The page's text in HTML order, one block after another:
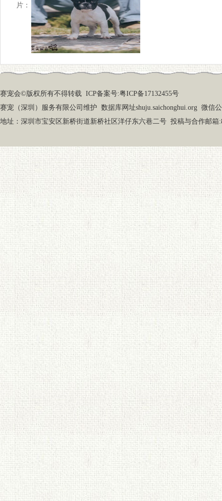
片：
赛宠会©版权所有不得转载 ICP备案号:粤ICP备17132455号
赛宠（深圳）服务有限公司维护 数据库网址shuju.saichonghui.org 微信公
地址：深圳市宝安区新桥街道新桥社区洋仔东六巷二号 投稿与合作邮箱